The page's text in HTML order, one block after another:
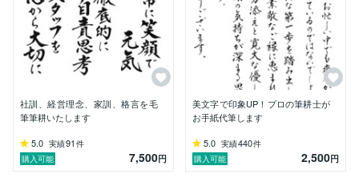
社訓、経営理念、家訓、格言を毛
筆筆耕いたします
5.0 実績91 件
購入可能
7,500円
美文字で印象UP！プロの筆耕士が
お手紙代筆します
5.0 実績440件
購入可能
2,500円